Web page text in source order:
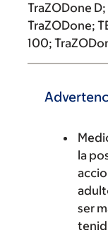
TraZODone
TraZODone;
100;
la
ser